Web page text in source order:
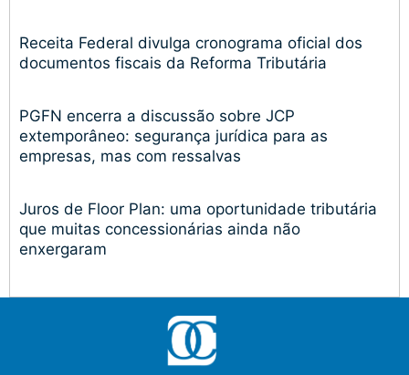
Receita Federal divulga cronograma oficial dos
documentos fiscais da Reforma Tributária
PGFN encerra a discussão sobre JCP
extemporâneo: segurança jurídica para as
empresas, mas com ressalvas
Juros de Floor Plan: uma oportunidade tributária
que muitas concessionárias ainda não
enxergaram